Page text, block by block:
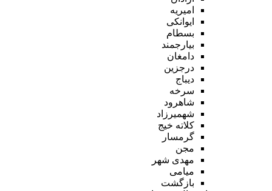
امیریه
ایوانکی
بسطام
بیارجمند
دامغان
درجزین
دیباج
سرخه
شاهرود
شهمیرزاد
کلاته خیج
گرمسار
مجن
مهدی شهر
میامی
بازگشت